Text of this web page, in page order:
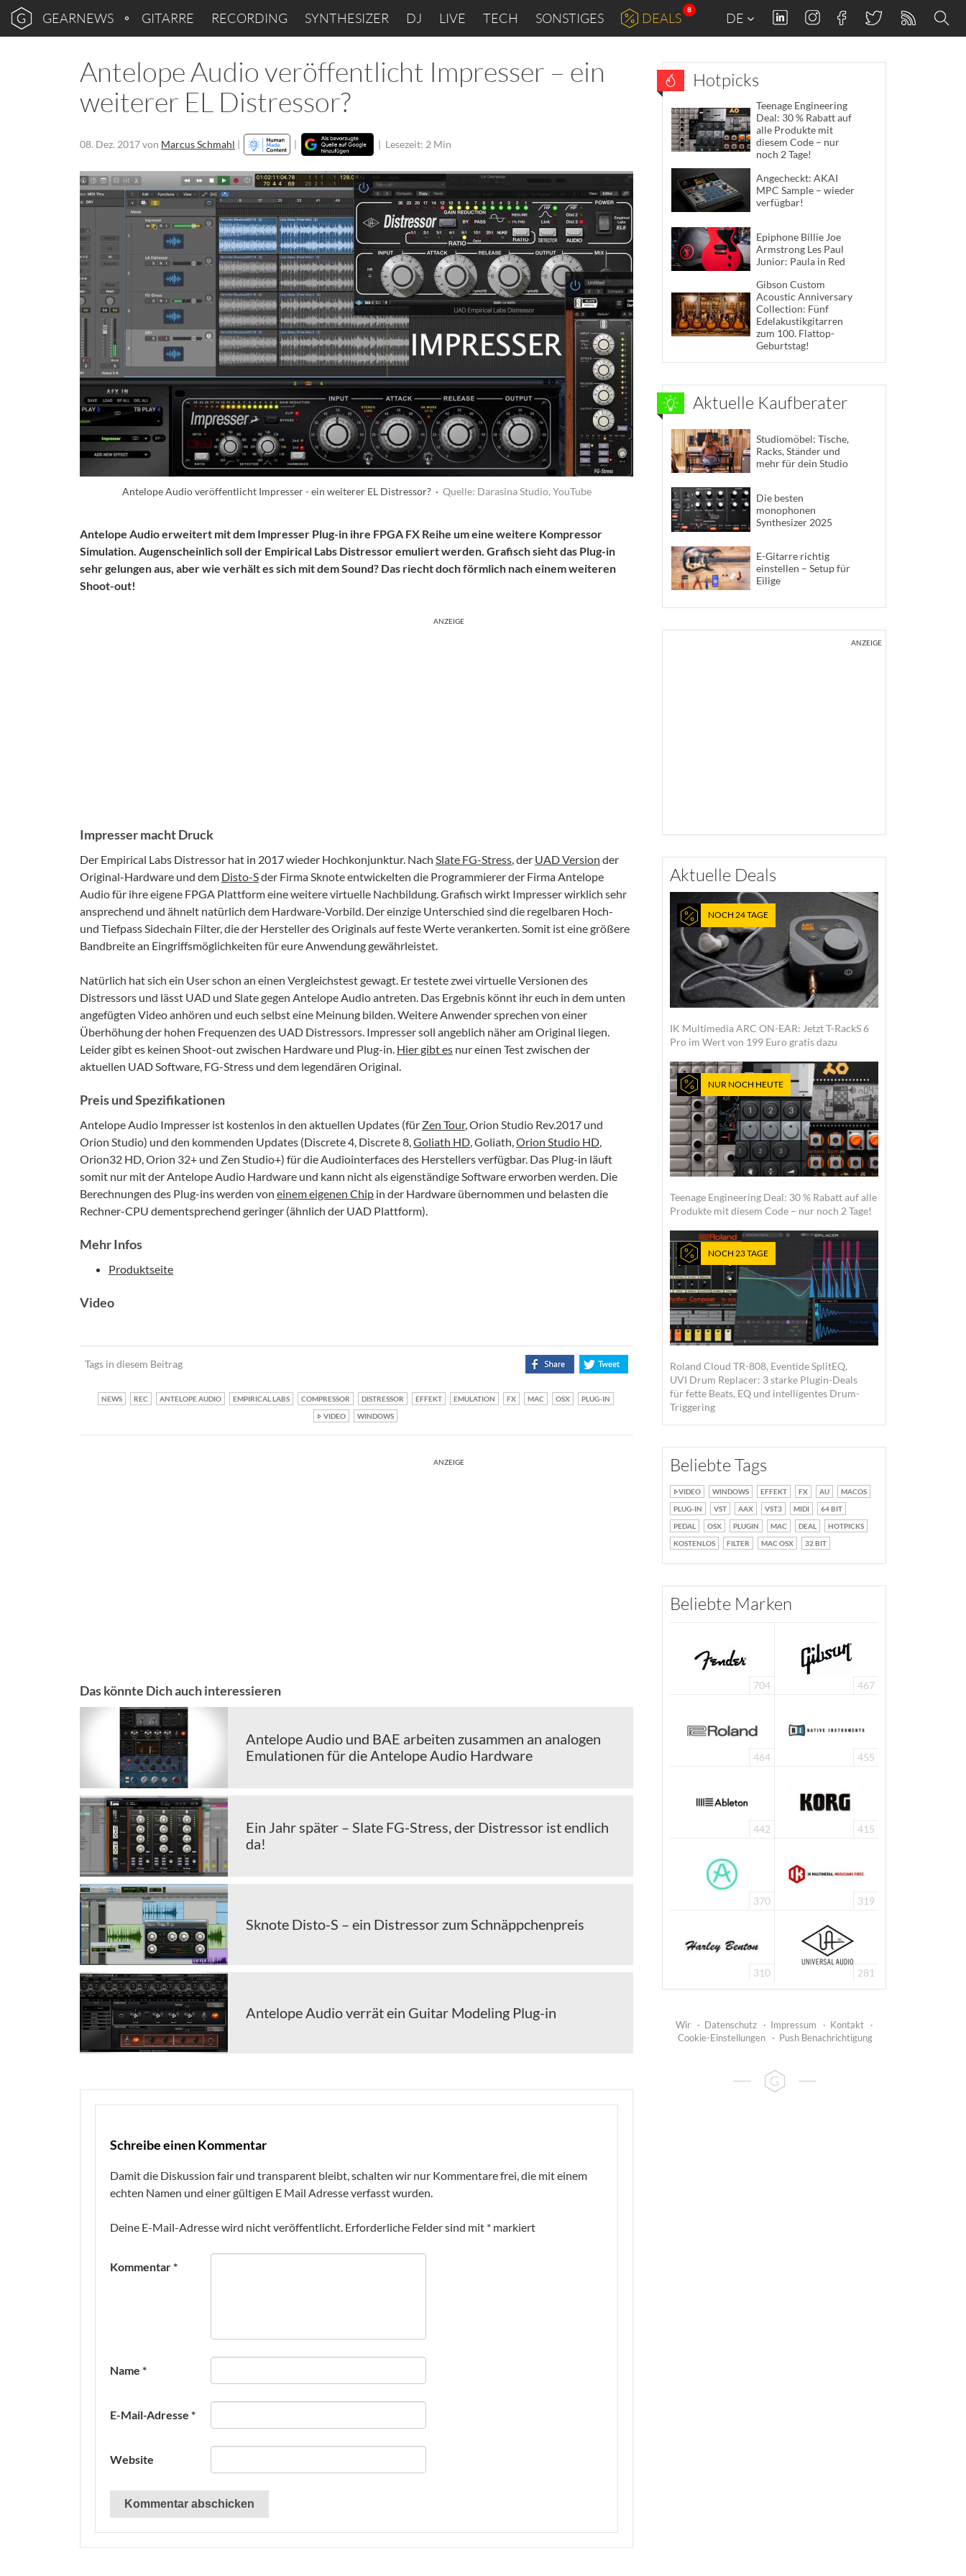
GEARNEWS GITARRE RECORDING SYNTHESIZER DJ LIVE TECH SONSTIGES DEALS
8
DE
Antelope Audio veröffentlicht Impresser – ein
weiterer EL Distressor?
08. Dez. 2017von Marcus Schmahl | | | Lesezeit: 2 Min
Antelope Audio veröffentlicht Impresser - ein weiterer EL Distressor? · Quelle: Darasina Studio, YouTube
Antelope Audio erweitert mit dem Impresser Plug-in ihre FPGA FX Reihe um eine weitere Kompressor
Simulation. Augenscheinlich soll der Empirical Labs Distressor emuliert werden. Grafisch sieht das Plug-in
sehr gelungen aus, aber wie verhält es sich mit dem Sound? Das riecht doch förmlich nach einem weiteren
Shoot-out!
ANZEIGE
Impresser macht Druck
Der Empirical Labs Distressor hat in 2017 wieder Hochkonjunktur. Nach Slate FG-Stress, der UAD Version der
Original-Hardware und dem Disto-Sder Firma Sknote entwickelten die Programmierer der Firma Antelope
Audio für ihre eigene FPGA Plattform eine weitere virtuelle Nachbildung. Grafisch wirkt Impresser wirklich sehr
ansprechend und ähnelt natürlich dem Hardware-Vorbild. Der einzige Unterschied sind die regelbaren Hoch-
und Tiefpass Sidechain Filter, die der Hersteller des Originals auf feste Werte verankerten. Somit ist eine größere
Bandbreite an Eingriffsmöglichkeiten für eure Anwendung gewährleistet.
Natürlich hat sich ein User schon an einen Vergleichstest gewagt. Er testete zwei virtuelle Versionen des
Distressors und lässt UAD und Slate gegen Antelope Audio antreten. Das Ergebnis könnt ihr euch in dem unten
angefügten Video anhören und euch selbst eine Meinung bilden. Weitere Anwender sprechen von einer
Überhöhung der hohen Frequenzen des UAD Distressors. Impresser soll angeblich näher am Original liegen.
Leider gibt es keinen Shoot-out zwischen Hardware und Plug-in. Hier gibt es nur einen Test zwischen der
aktuellen UAD Software, FG-Stress und dem legendären Original.
Preis und Spezifikationen
Antelope Audio Impresser ist kostenlos in den aktuellen Updates (für Zen Tour, Orion Studio Rev.2017 und
Orion Studio) und den kommenden Updates (Discrete 4, Discrete 8,Goliath HD, Goliath,Orion Studio HD,
Orion32 HD, Orion 32+ und Zen Studio+) für die Audiointerfaces des Herstellers verfügbar. Das Plug-in läuft
somit nur mit der Antelope Audio Hardware und kann nicht als eigenständige Software erworben werden. Die
Berechnungen des Plug-ins werden von einem eigenen Chip in der Hardware übernommen und belasten die
Rechner-CPU dementsprechend geringer (ähnlich der UAD Plattform).
Mehr Infos
Produktseite
Video
Tags in diesem Beitrag
NEWS REC ANTELOPE AUDIO EMPIRICAL LABS COMPRESSOR DISTRESSOR EFFEKT EMULATION FX MAC OSX
PLUG-IN
VIDEO
WINDOWS
ANZEIGE
Das könnte Dich auch interessieren
Antelope Audio und BAE arbeiten zusammen an analogen
Emulationen für die Antelope Audio Hardware
Ein Jahr später – Slate FG-Stress, der Distressor ist endlich
da!
Sknote Disto-S – ein Distressor zum Schnäppchenpreis
Antelope Audio verrät ein Guitar Modeling Plug-in
Schreibe einen Kommentar
Damit die Diskussion fair und transparent bleibt, schalten wir nur Kommentare frei, die mit einem
echten Namen und einer gültigen E Mail Adresse verfasst wurden.
Deine E-Mail-Adresse wird nicht veröffentlicht. Erforderliche Felder sind mit * markiert
Kommentar*
Name *
E-Mail-Adresse *
Website
Hotpicks
Teenage Engineering
Deal: 30 % Rabatt auf
alle Produkte mit
diesem Code – nur
noch 2 Tage!
Angecheckt: AKAI
MPC Sample – wieder
verfügbar!
Epiphone Billie Joe
Armstrong Les Paul
Junior: Paula in Red
Gibson Custom
Acoustic Anniversary
Collection: Fünf
Edelakustikgitarren
zum 100. Flattop-
Geburtstag!
Aktuelle Kaufberater
Studiomöbel: Tische,
Racks, Ständer und
mehr für dein Studio
Die besten
monophonen
Synthesizer 2025
E-Gitarre richtig
einstellen – Setup für
Eilige
ANZEIGE
Aktuelle Deals
NOCH 24 TAGE
IK Multimedia ARC ON-EAR: Jetzt T-RackS 6
Pro im Wert von 199 Euro gratis dazu
NUR NOCH HEUTE
Teenage Engineering Deal: 30 % Rabatt auf alle
Produkte mit diesem Code – nur noch 2 Tage!
NOCH 23 TAGE
Roland Cloud TR-808, Eventide SplitEQ,
UVI Drum Replacer: 3 starke Plugin-Deals
für fette Beats, EQ und intelligentes Drum-
Triggering
Beliebte Tags
VIDEO WINDOWS EFFEKT FX AU
MACOS
PLUG-IN
VST AAX VST3 MIDI
64 BIT
PEDAL
OSX PLUGIN MAC DEAL
HOTPICKS
KOSTENLOS
FILTER MAC OSX 32 BIT
Beliebte Marken
704 467
464 455
442 415
370 319
310 281
Wir · Datenschutz · Impressum · Kontakt
·
Cookie-Einstellungen
· Push Benachrichtigung